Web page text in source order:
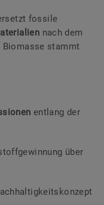
fossile
nach dem
Biomasse stammt
entlang der
über